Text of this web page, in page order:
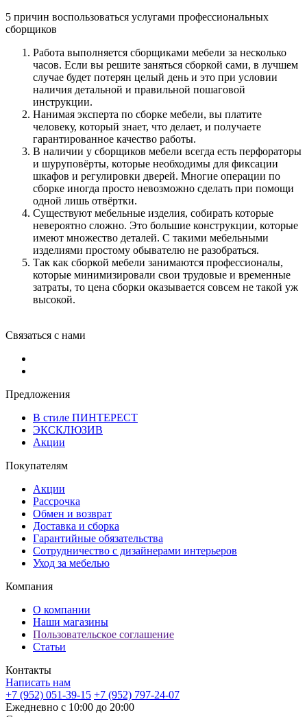
5 причин воспользоваться услугами профессиональных
сборщиков
Работа выполняется сборщиками мебели за несколько
часов. Если вы решите заняться сборкой сами, в лучшем
случае будет потерян целый день и это при условии
наличия детальной и правильной пошаговой
инструкции.
Нанимая эксперта по сборке мебели, вы платите
человеку, который знает, что делает, и получаете
гарантированное качество работы.
В наличии у сборщиков мебели всегда есть перфораторы
и шуруповёрты, которые необходимы для фиксации
шкафов и регулировки дверей. Многие операции по
сборке иногда просто невозможно сделать при помощи
одной лишь отвёртки.
Существуют мебельные изделия, собирать которые
невероятно сложно. Это большие конструкции, которые
имеют множество деталей. С такими мебельными
изделиями простому обывателю не разобраться.
Так как сборкой мебели занимаются профессионалы,
которые минимизировали свои трудовые и временные
затраты, то цена сборки оказывается совсем не такой уж
высокой.
Связаться с нами
Предложения
В стиле ПИНТЕРЕСТ
ЭКСКЛЮЗИВ
Акции
Покупателям
Акции
Рассрочка
Обмен и возврат
Доставка и сборка
Гарантийные обязательства
Сотрудничество с дизайнерами интерьеров
Уход за мебелью
Компания
О компании
Наши магазины
Пользовательское соглашение
Статьи
Контакты
Написать нам
+7 (952) 051-39-15 +7 (952) 797-24-07
Ежедневно с 10:00 до 20:00